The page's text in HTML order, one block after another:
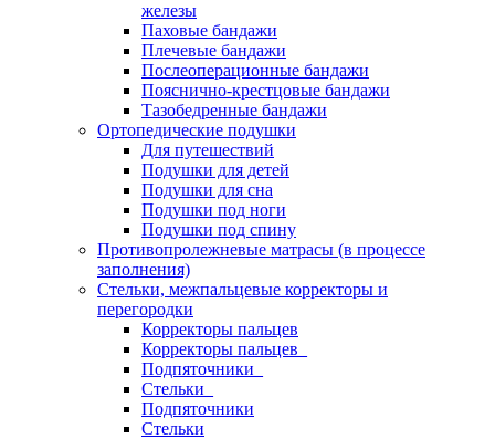
железы
Паховые бандажи
Плечевые бандажи
Послеоперационные бандажи
Пояснично-крестцовые бандажи
Тазобедренные бандажи
Ортопедические подушки
Для путешествий
Подушки для детей
Подушки для сна
Подушки под ноги
Подушки под спину
Противопролежневые матрасы (в процессе
заполнения)
Стельки, межпальцевые корректоры и
перегородки
Корректоры пальцев
Корректоры пальцев_
Подпяточники_
Стельки_
Подпяточники
Стельки